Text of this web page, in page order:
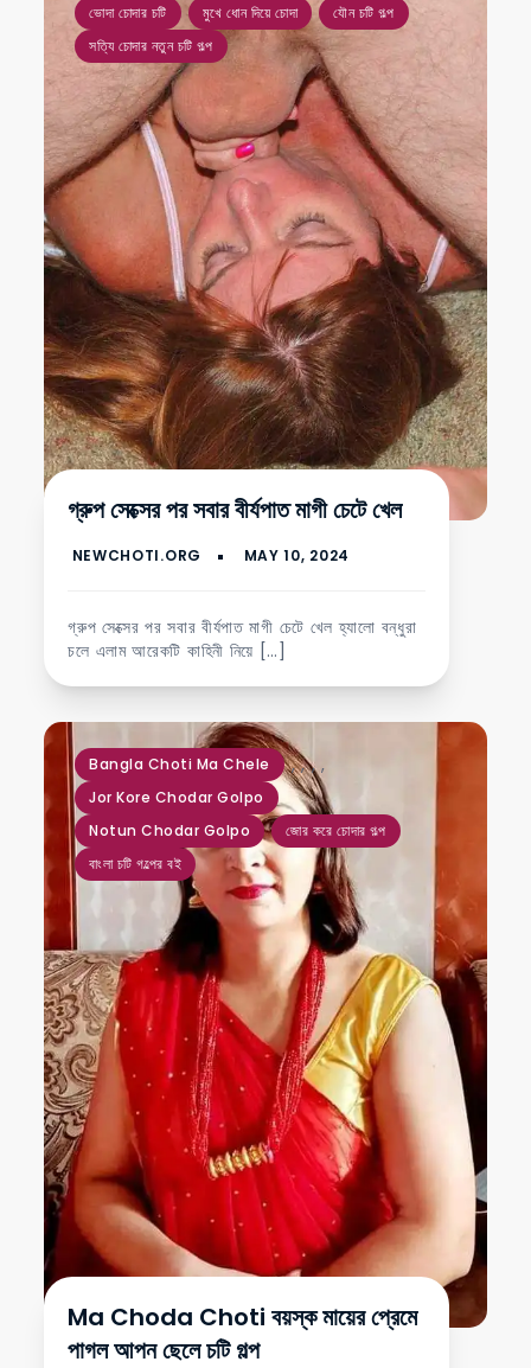
ভোদা চোদার চটি মুখে ধোন দিয়ে চোদা যৌন চটি গল্প
সত্যি চোদার নতুন চটি গল্প
গ্রুপ সেক্সের পর সবার বীর্যপাত মাগী চেটে খেল
গ্রুপ সেক্সের পর সবার বীর্যপাত মাগী চেটে খেল হ্যালো বন্ধুরা
চলে এলাম আরেকটি কাহিনী নিয়ে […]
Bangla Choti Ma Chele ,
Jor Kore Chodar Golpo
,
Notun Chodar Golpo
,
জোর করে চোদার গল্প
,
বাংলা চটি গল্পের বই
Ma Choda Choti বয়স্ক মায়ের প্রেমে
পাগল আপন ছেলে চটি গল্প